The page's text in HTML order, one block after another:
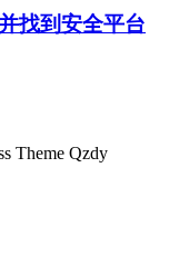
找到安全平台
Theme Qzdy